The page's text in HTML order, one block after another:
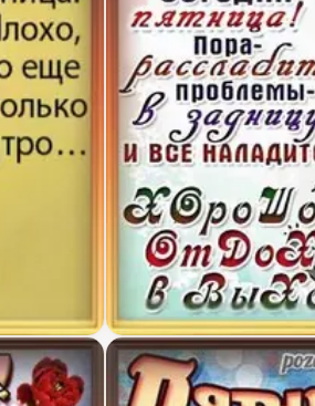
утром пятницы
Веселая открытка с